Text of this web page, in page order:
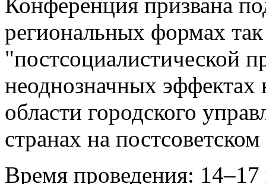
Конференция призвана
региональных формах
"постсоциалистической
неоднозначных
области городского
странах на
Время проведения: 14–17